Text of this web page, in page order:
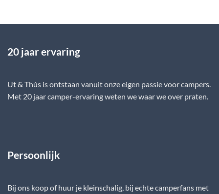
20 jaar ervaring
Ut & Thús is ontstaan vanuit onze eigen passie voor campers.
Met 20 jaar camper-ervaring weten we waar we over praten.
Persoonlijk
Bij ons koop of huur je kleinschalig, bij echte camperfans met